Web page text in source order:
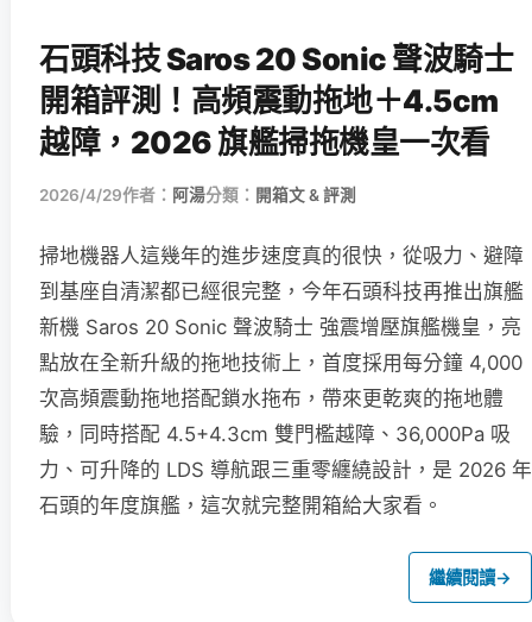
石頭科技 Saros 20 Sonic 聲波騎士
開箱評測！高頻震動拖地＋4.5cm
越障，2026 旗艦掃拖機皇一次看
2026/4/29作者： 阿湯分類： 開箱文 & 評測
掃地機器人這幾年的進步速度真的很快，從吸力、避障
到基座自清潔都已經很完整，今年石頭科技再推出旗艦
新機 Saros 20 Sonic 聲波騎士 強震增壓旗艦機皇，亮
點放在全新升級的拖地技術上，首度採用每分鐘 4,000
次高頻震動拖地搭配鎖水拖布，帶來更乾爽的拖地體
驗，同時搭配 4.5+4.3cm 雙門檻越障、36,000Pa 吸
力、可升降的 LDS 導航跟三重零纏繞設計，是 2026 年
石頭的年度旗艦，這次就完整開箱給大家看。
繼續閱讀→